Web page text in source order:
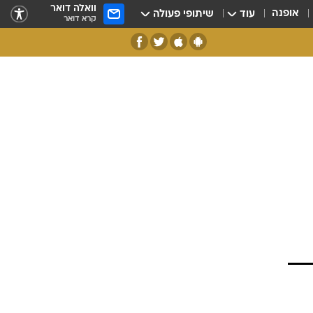
אופנה עוד שיתופי פעולה וואלה דואר
קרא דואר